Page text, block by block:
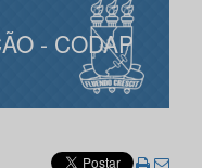
- CODAP